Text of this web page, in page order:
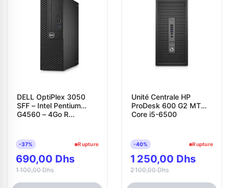
DELL OptiPlex 3050
SFF – Intel Pentium
G4560 – 4Go R...
-37% Rupture
690,00 Dhs
1 100,00 Dhs
Unité Centrale HP
ProDesk 600 G2 MT
Core i5-6500
-40% Rupture
1 250,00 Dhs
2 100,00 Dhs